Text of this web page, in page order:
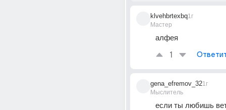
klvehbrtexbq
Мастер
1г
алфея
1
gena_efremov_32
Мыслитель
1г
если ты любишь